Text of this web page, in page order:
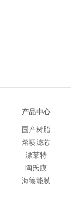
产品中心
国产树脂
熔喷滤芯
漂莱特
陶氏膜
海德能膜